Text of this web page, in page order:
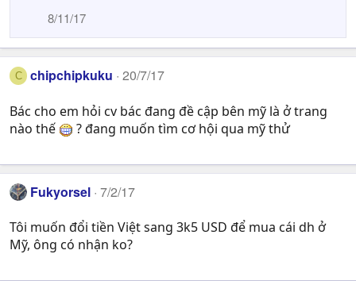
8/11/17
C chipchipkuku 20/7/17
Bác cho em hỏi cv bác đang đề cập bên mỹ là ở trang
nào thế
? đang muốn tìm cơ hội qua mỹ thử
Fukyorsel 7/2/17
Tôi muốn đổi tiền Việt sang 3k5 USD để mua cái dh ở
Mỹ, ông có nhận ko?